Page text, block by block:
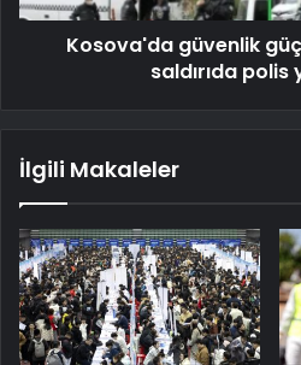
Kosova'da güvenlik
saldırıda polis
İlgili Makaleler